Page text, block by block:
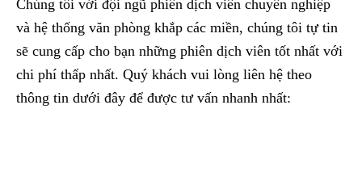
Chúng tôi với đội ngũ phiên dịch viên chuyên nghiệp
và hệ thống văn phòng khắp các miền, chúng tôi tự tin
sẽ cung cấp cho bạn những phiên dịch viên tốt nhất với
chi phí thấp nhất. Quý khách vui lòng liên hệ theo
thông tin dưới đây để được tư vấn nhanh nhất: